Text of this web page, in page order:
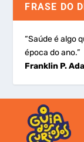
FRASE DO
“Saúde é algo
época do ano.”
Franklin P.